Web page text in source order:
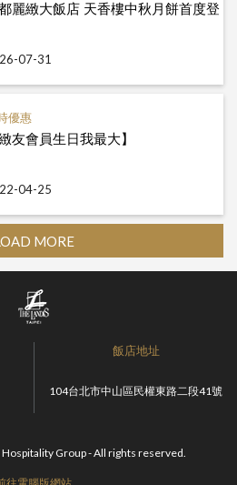
麗緻大飯店 天香樓中秋月餅首度登
07-31
優惠
緻友會員生日我最大】
04-25
MORE
飯店地址
104台北市中山區民權東路二段41號
Group - All rights reserved.